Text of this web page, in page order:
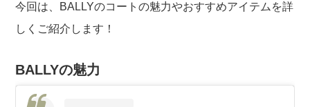
今回は、BALLYのコートの魅力やおすすめアイテムを詳
しくご紹介します！
BALLYの魅力